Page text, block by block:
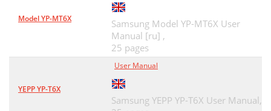
Model YP-MT6X
Samsung Model YP-MT6X User
Manual [ru] ,
25 pages
YEPP YP-T6X
User Manual
Samsung YEPP YP-T6X User Manual,